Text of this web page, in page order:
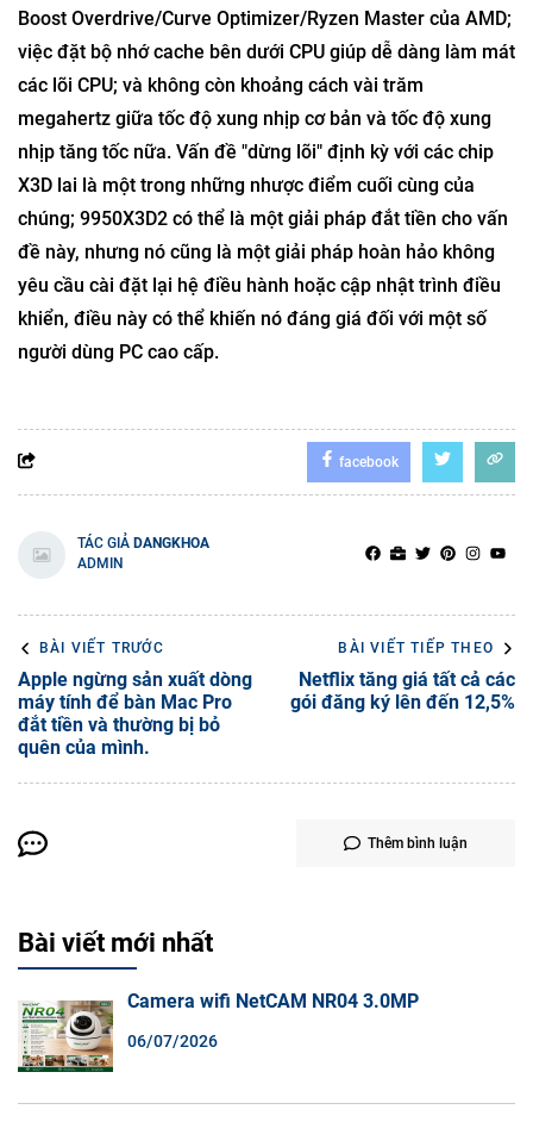
Boost Overdrive/Curve Optimizer/Ryzen Master của AMD;
việc đặt bộ nhớ cache bên dưới CPU giúp dễ dàng làm mát
các lõi CPU; và không còn khoảng cách vài trăm
megahertz giữa tốc độ xung nhịp cơ bản và tốc độ xung
nhịp tăng tốc nữa. Vấn đề "dừng lõi" định kỳ với các chip
X3D lai là một trong những nhược điểm cuối cùng của
chúng; 9950X3D2 có thể là một giải pháp đắt tiền cho vấn
đề này, nhưng nó cũng là một giải pháp hoàn hảo không
yêu cầu cài đặt lại hệ điều hành hoặc cập nhật trình điều
khiển, điều này có thể khiến nó đáng giá đối với một số
người dùng PC cao cấp.
facebook
TÁC GIẢ DANGKHOA
ADMIN
BÀI VIẾT TRƯỚC
Apple ngừng sản xuất dòng
máy tính để bàn Mac Pro
đắt tiền và thường bị bỏ
quên của mình.
BÀI VIẾT TIẾP THEO
Netflix tăng giá tất cả các
gói đăng ký lên đến 12,5%
Thêm bình luận
Bài viết mới nhất
Camera wifi NetCAM NR04 3.0MP
06/07/2026